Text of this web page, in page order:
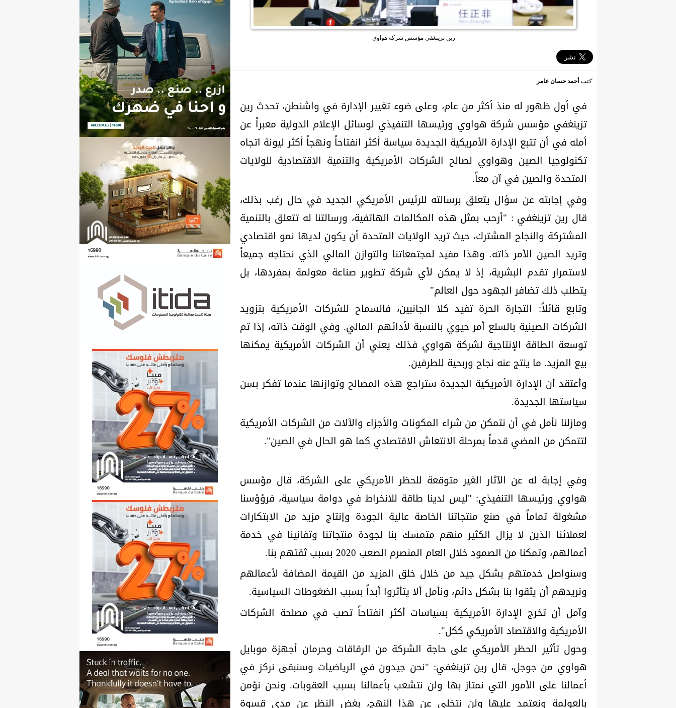
رين تزينغفي مؤسس شركة هواوي
كتب أحمد حسان عامر
في أول ظهور له منذ أكثر من عام، وعلى ضوء تغيير الإدارة في واشنطن، تحدث رين
تزينغفي مؤسس شركة هواوي ورئيسها التنفيذي لوسائل الإعلام الدولية معبراً عن
أمله في أن تتبع الإدارة الأمريكية الجديدة سياسة أكثر انفتاحاً ونهجاً أكثر ليونة اتجاه
تكنولوجيا الصين وهواوي لصالح الشركات الأمريكية والتنمية الاقتصادية للولايات
المتحدة والصين في آن معاً.
وفي إجابته عن سؤال يتعلق برسالته للرئيس الأمريكي الجديد في حال رغب بذلك،
قال رين تزينغفي : "أرحب بمثل هذه المكالمات الهاتفية، ورسالتنا له تتعلق بالتنمية
المشتركة والنجاح المشترك، حيث تريد الولايات المتحدة أن يكون لديها نمو اقتصادي
وتريد الصين الأمر ذاته. وهذا مفيد لمجتمعاتنا والتوازن المالي الذي نحتاجه جميعاً
لاستمرار تقدم البشرية، إذ لا يمكن لأي شركة تطوير صناعة معولمة بمفردها، بل
يتطلب ذلك تضافر الجهود حول العالم"
وتابع قائلاً: التجارة الحرة تفيد كلا الجانبين، فالسماح للشركات الأمريكية بتزويد
الشركات الصينية بالسلع أمر حيوي بالنسبة لأدائهم المالي. وفي الوقت ذاته، إذا تم
توسعة الطاقة الإنتاجية لشركة هواوي فذلك يعني أن الشركات الأمريكية يمكنها
بيع المزيد. ما ينتج عنه نجاح وربحية للطرفين.
وأعتقد أن الإدارة الأمريكية الجديدة ستراجع هذه المصالح وتوازنها عندما تفكر بسن
سياستها الجديدة.
ومازلنا نأمل في أن نتمكن من شراء المكونات والأجزاء والآلات من الشركات الأمريكية
لتتمكن من المضي قدماً بمرحلة الانتعاش الاقتصادي كما هو الحال في الصين".
وفي إجابة له عن الآثار الغير متوقعة للحظر الأمريكي على الشركة، قال مؤسس
هواوي ورئيسها التنفيذي: "ليس لدينا طاقة للانخراط في دوامة سياسية، فرؤؤسنا
مشغولة تماماً في صنع منتجاتنا الخاصة عالية الجودة وإنتاج مزيد من الابتكارات
لعملائنا الذين لا يزال الكثير منهم متمسك بنا لجودة منتجاتنا وتفانينا في خدمة
أعمالهم، وتمكنا من الصمود خلال العام المنصرم الصعب 2020 بسبب ثقتهم بنا.
وسنواصل خدمتهم بشكل جيد من خلال خلق المزيد من القيمة المضافة لأعمالهم
ونريدهم أن يثقوا بنا بشكل دائم، ونأمل ألا يتأثروا أبداً بسبب الضغوطات السياسية.
وآمل أن تخرج الإدارة الأمريكية بسياسات أكثر انفتاحاً تصب في مصلحة الشركات
الأمريكية والاقتصاد الأمريكي ككل".
وحول تأثير الحظر الأمريكي على حاجة الشركة من الرقاقات وحرمان أجهزة موبايل
هواوي من جوجل، قال رين تزينغفي: "نحن جيدون في الرياضيات وسنبقى نركز في
أعمالنا على الأمور التي نمتاز بها ولن نتشعب بأعمالنا بسبب العقوبات. ونحن نؤمن
بالعولمة ونعتمد عليها ولن نتخلى عن هذا النهج، بغض النظر عن مدى قسوة